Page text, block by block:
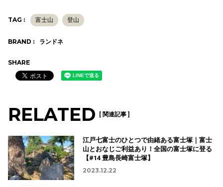
TAG : 富士山 登山
BRAND : ランドネ
SHARE
RELATED [ 関連記事 ]
江戸七富士のひとつで由緒ある富士塚｜富士
山とおなじご利益あり！全国の富士塚に登る
【#14 豊島長崎富士塚】
2023.12.22